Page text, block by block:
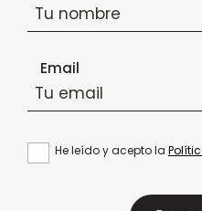
Email
He leído y acepto la